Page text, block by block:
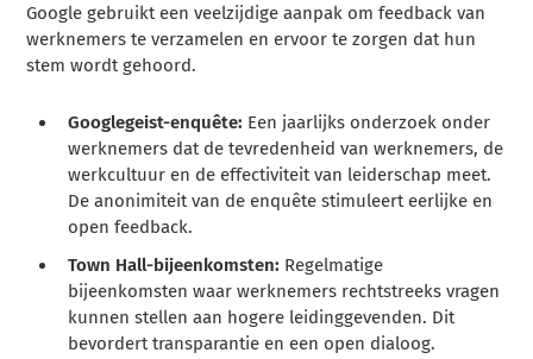
Google gebruikt een veelzijdige aanpak om feedback van
werknemers te verzamelen en ervoor te zorgen dat hun
stem wordt gehoord.
Googlegeist-enquête: Een jaarlijks onderzoek onder
werknemers dat de tevredenheid van werknemers, de
werkcultuur en de effectiviteit van leiderschap meet.
De anonimiteit van de enquête stimuleert eerlijke en
open feedback.
Town Hall-bijeenkomsten: Regelmatige
bijeenkomsten waar werknemers rechtstreeks vragen
kunnen stellen aan hogere leidinggevenden. Dit
bevordert transparantie en een open dialoog.